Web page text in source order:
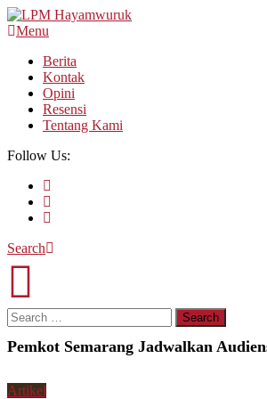
Skip
ToMenu
Berita
Kontak
Opini
Resensi
Tentang Kami
Follow Us:
Search
Search
for:
Pemkot Semarang Jadwalkan
Artikel